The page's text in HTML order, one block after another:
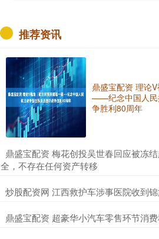
推荐资讯
鼎盛宝配资 理论
——纪念中国人民
争胜利80周年
鼎盛宝配资 梅花创投吴世春回应被冻
全，不存在任何资产转移
炒股配资网 江西救护车涉事医院收到
鼎盛宝配资 超豪华小汽车零售环节消